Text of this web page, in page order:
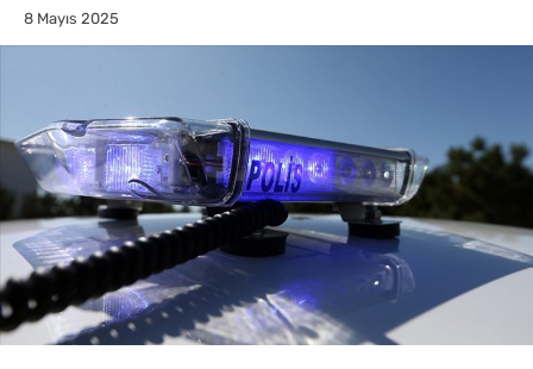
8 Mayıs 2025